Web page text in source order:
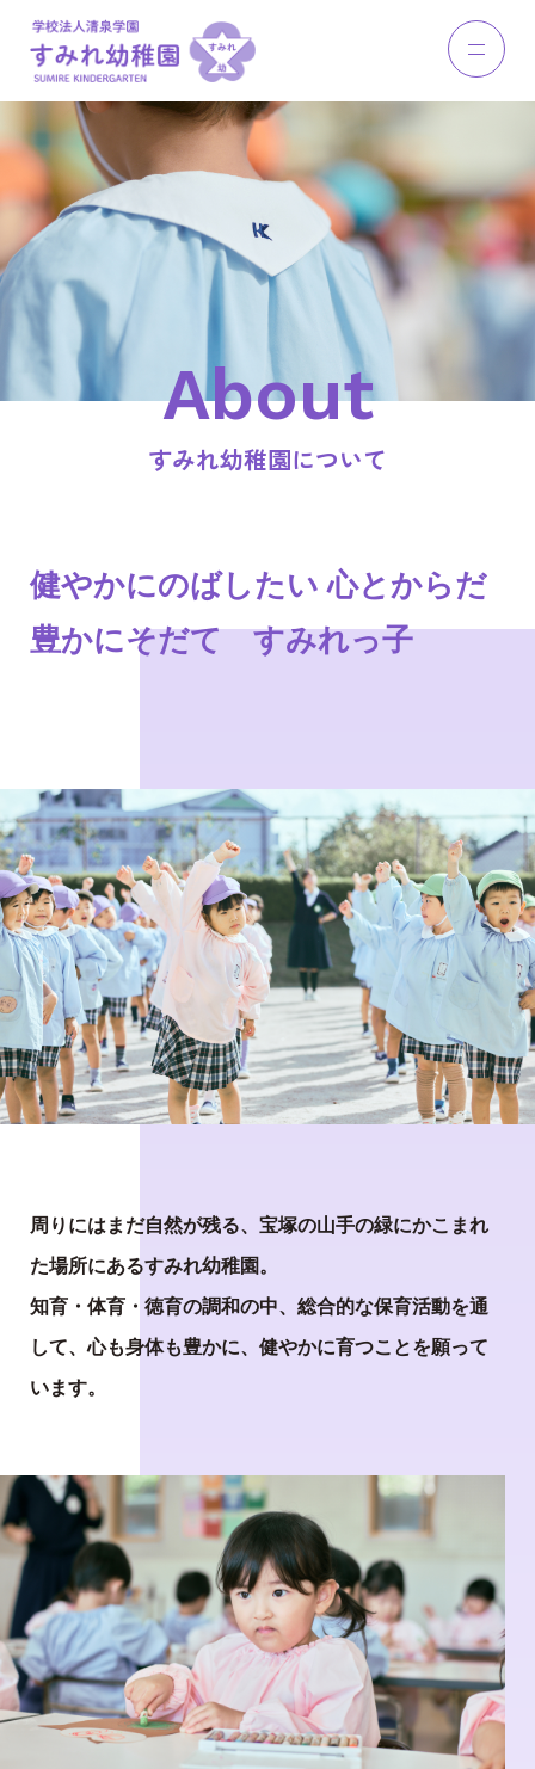
About
すみれ幼稚園について
健やかにのばしたい 心とからだ
豊かにそだて すみれっ子
周りにはまだ自然が残る、宝塚の山手の緑にかこまれ
た場所にあるすみれ幼稚園。
知育・体育・徳育の調和の中、総合的な保育活動を通
して、心も身体も豊かに、健やかに育つことを願って
います。